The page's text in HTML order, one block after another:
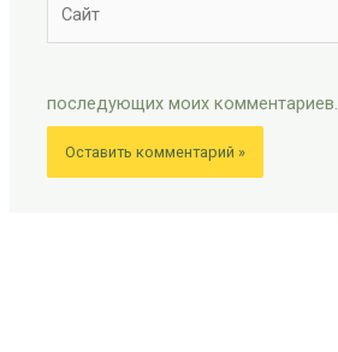
последующих моих комментариев.